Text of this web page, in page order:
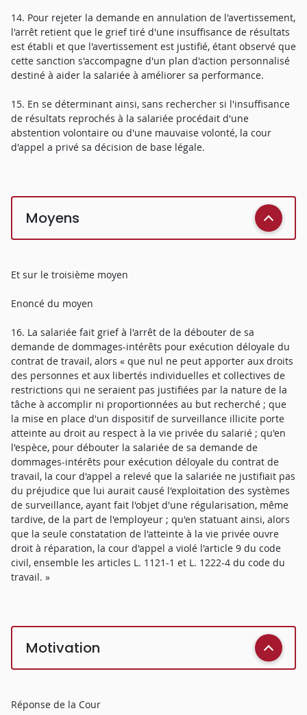
14. Pour rejeter la demande en annulation de l'avertissement,
l'arrêt retient que le grief tiré d'une insuffisance de résultats
est établi et que l'avertissement est justifié, étant observé que
cette sanction s'accompagne d'un plan d'action personnalisé
destiné à aider la salariée à améliorer sa performance.
15. En se déterminant ainsi, sans rechercher si l'insuffisance
de résultats reprochés à la salariée procédait d'une
abstention volontaire ou d'une mauvaise volonté, la cour
d'appel a privé sa décision de base légale.
Moyens
Et sur le troisième moyen
Enoncé du moyen
16. La salariée fait grief à l'arrêt de la débouter de sa
demande de dommages-intérêts pour exécution déloyale du
contrat de travail, alors « que nul ne peut apporter aux droits
des personnes et aux libertés individuelles et collectives de
restrictions qui ne seraient pas justifiées par la nature de la
tâche à accomplir ni proportionnées au but recherché ; que
la mise en place d'un dispositif de surveillance illicite porte
atteinte au droit au respect à la vie privée du salarié ; qu'en
l'espèce, pour débouter la salariée de sa demande de
dommages-intérêts pour exécution déloyale du contrat de
travail, la cour d'appel a relevé que la salariée ne justifiait pas
du préjudice que lui aurait causé l'exploitation des systèmes
de surveillance, ayant fait l'objet d'une régularisation, même
tardive, de la part de l'employeur ; qu'en statuant ainsi, alors
que la seule constatation de l'atteinte à la vie privée ouvre
droit à réparation, la cour d'appel a violé l'article 9 du code
civil, ensemble les articles L. 1121-1 et L. 1222-4 du code du
travail. »
Motivation
Réponse de la Cour